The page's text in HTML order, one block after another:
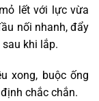
lết với lực vừa
nối nhanh, đẩy
khi lắp.
xong, buộc ống
chắc chắn.